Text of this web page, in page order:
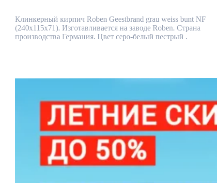
Клинкерный кирпич Roben Geestbrand grau weiss bunt NF
(240x115x71). Изготавливается на заводе Roben. Страна
производства Германия. Цвет серо-белый пестрый .